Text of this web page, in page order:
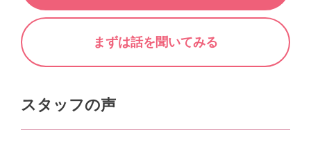
まずは話を聞いてみる
スタッフの声